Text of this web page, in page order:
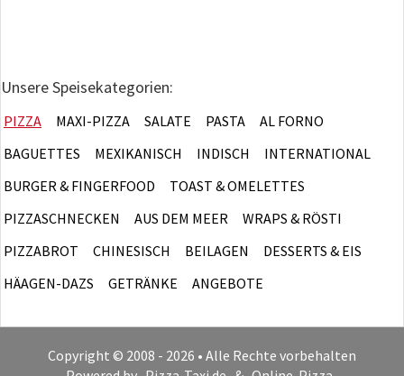
Unsere Speisekategorien:
PIZZA MAXI-PIZZA SALATE PASTA
AL FORNO
BAGUETTES
MEXIKANISCH INDISCH
INTERNATIONAL
BURGER & FINGERFOOD
TOAST & OMELETTES
PIZZASCHNECKEN
AUS DEM MEER
WRAPS & RÖSTI
PIZZABROT
CHINESISCH BEILAGEN
DESSERTS & EIS
HÄAGEN-DAZS
GETRÄNKE ANGEBOTE
Copyright © 2008 - 2026 • Alle Rechte vorbehalten